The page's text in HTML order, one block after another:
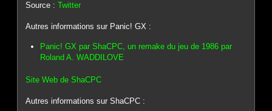
Source :Twitter
Autres informations sur Panic! GX :
Panic! GX par ShaCPC, un remake du jeu de 1986 par
Roland A. WADDILOVE
Site Web de ShaCPC
Autres informations sur ShaCPC :